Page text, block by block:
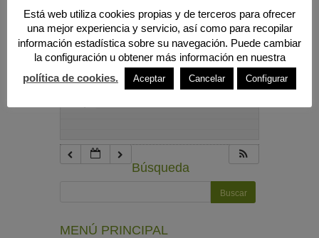
9:00 pm
10:00 pm
Búsqueda
MENÚ PRINCIPAL
Está web utiliza cookies propias y de terceros para ofrecer
una mejor experiencia y servicio, así como para recopilar
información estadística sobre su navegación. Puede cambiar
la configuración u obtener más información en nuestra
política de cookies.
Aceptar Cancelar Configurar